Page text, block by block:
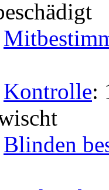
Kontrolle:
Blinden